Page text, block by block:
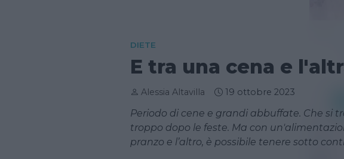
DIETE
E tra una cena e
Alessia Altavilla 19 ottobre 2023
Periodo di cene e grandi abbuffate. Che si
troppo dopo le feste. Ma con
pranzo e l’altro, è possibile tenere sotto